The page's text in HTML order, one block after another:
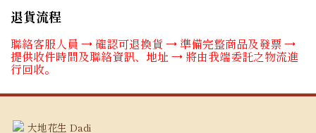
退貨流程
聯絡客服人員 → 確認可退換貨 → 準備完整商品及發票 →
提供收件時間及聯絡資訊、地址 → 將由我端委託之物流進
行回收。